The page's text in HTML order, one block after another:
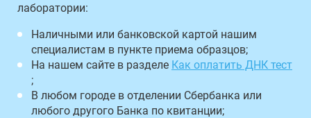
лаборатории:
Наличными или банковской картой нашим
специалистам в пункте приема образцов;
На нашем сайте в разделе Как оплатить ДНК тест
;
В любом городе в отделении Сбербанка или
любого другого Банка по квитанции;